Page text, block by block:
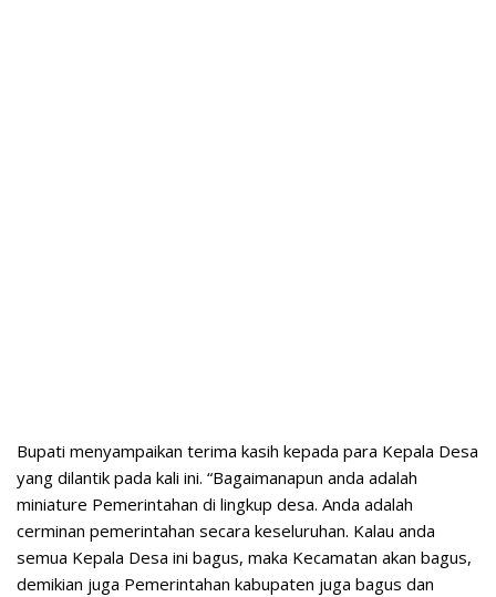
Bupati menyampaikan terima kasih kepada para Kepala Desa
yang dilantik pada kali ini. “Bagaimanapun anda adalah
miniature Pemerintahan di lingkup desa. Anda adalah
cerminan pemerintahan secara keseluruhan. Kalau anda
semua Kepala Desa ini bagus, maka Kecamatan akan bagus,
demikian juga Pemerintahan kabupaten juga bagus dan